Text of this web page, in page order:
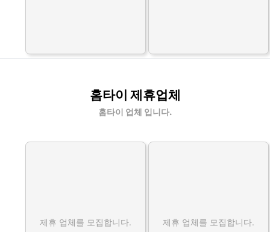
홈타이 제휴업체
홈타이 업체 입니다.
제휴 업체를 모집합니다. 제휴 업체를 모집합니다.